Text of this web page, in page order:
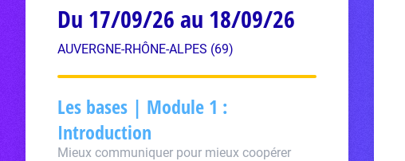
Du 17/09/26 au 18/09/26
AUVERGNE-RHÔNE-ALPES (69)
Les bases | Module 1 :
Introduction
Mieux communiquer pour mieux coopérer